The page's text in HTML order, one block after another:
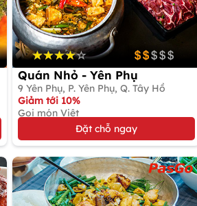
Quán Nhỏ - Yên Phụ
9 Yên Phụ, P. Yên Phụ, Q. Tây Hồ
Giảm tới 10%
Gọi món Việt
Đặt chỗ ngay